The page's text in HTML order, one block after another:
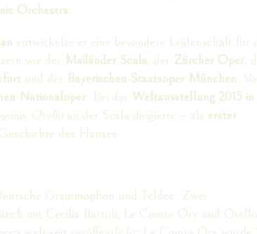
Orchestra.
entwickelte er eine besondere Leidenschaft für
wie der Mailänder Scala, der Zürcher Oper,
und der Bayerischen Staatsoper München.
Nationaloper. Bei der Weltausstellung 2015 in
Otello an der Scala dirigierte – als erster
des Hauses.
Grammophon und Teldec. Zwei
mit Cecilia Bartoli, Le Comte Ory und